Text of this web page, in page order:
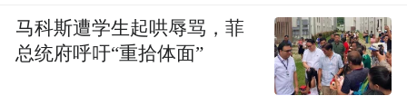
马科斯遭学生起哄辱骂，菲
总统府呼吁“重拾体面”